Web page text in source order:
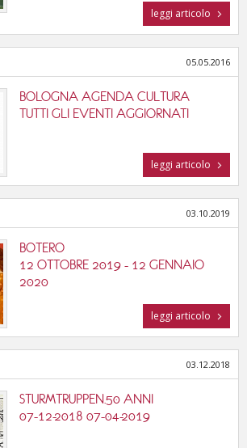
leggi articolo
05.05.2016
BOLOGNA AGENDA CULTURA
TUTTI GLI EVENTI AGGIORNATI
leggi articolo
03.10.2019
BOTERO
12 OTTOBRE 2019 - 12 GENNAIO
2020
leggi articolo
03.12.2018
STURMTRUPPEN.50 ANNI
07-12-2018 07-04-2019